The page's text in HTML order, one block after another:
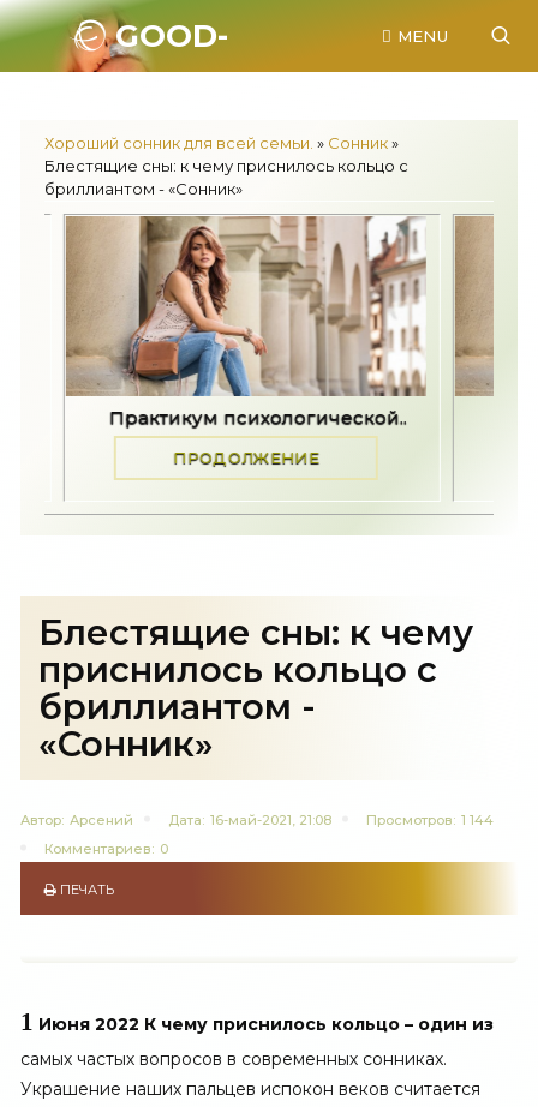
GOOD-
MENU
Хороший сонник для всей семьи. » Сонник»
Блестящие сны: к чему приснилось кольцо с
бриллиантом - «Сонник»
психологической.. Как принять разные
Блестящие сны: к чему
приснилось кольцо с
бриллиантом -
«Сонник»
Автор: Арсений Дата: 16-май-2021, 21:08 Просмотров: 1 144
Комментариев: 0
ПЕЧАТЬ
1 Июня 2022 К чему приснилось кольцо – один из
самых частых вопросов в современных сонниках.
Украшение наших пальцев испокон веков считается